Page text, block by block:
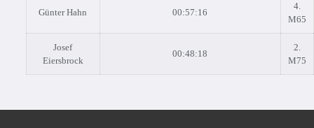
Günter Hahn 00:57:16
4.
M65
Josef
Eiersbrock
00:48:18
2.
M75